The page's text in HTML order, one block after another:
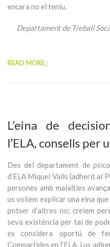
encara no el teniu.
Departament de Treball
READ MORE
L’eina de
l’ELA, consells per
Des del departament de
d’ELA Miquel Valls (adherit al
persones amb malalties
us volíem explicar una eina
potser d’altres no; creiem
seva existència per tal de
es considera oportú de
Compartides en l’ELA, i us